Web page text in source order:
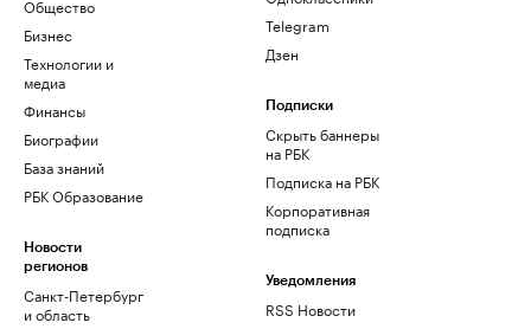
Общество
Бизнес
Технологии и
медиа
Финансы
Биографии
База знаний
РБК Образование
Новости
регионов
Санкт-Петербург
и область
Telegram
Дзен
Подписки
Скрыть баннеры
на РБК
Подписка на РБК
Корпоративная
подписка
Уведомления
RSS Новости